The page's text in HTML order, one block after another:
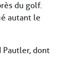
du golf.
autant le
Pautler, dont